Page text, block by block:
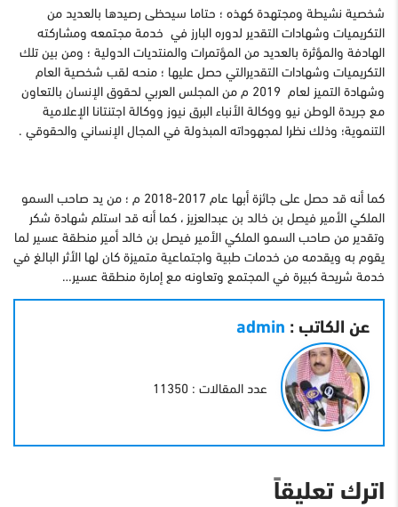
شخصية نشيطة ومجتهدة كهذه ؛ حتاما سيحظى رصيدها بالعديد من
التكريميات وشهادات التقدير لدوره البارز في خدمة مجتمعه ومشاركته
الهادفة والمؤثرة بالعديد من المؤتمرات والمنتديات الدولية ؛ ومن بين تلك
التكريميات وشهادات التقديرالتي حصل عليها ؛ منحه لقب شخصية العام
وشهادة التميز لعام 2019 م من المجلس العربي لحقوق الإنسان بالتعاون
مع جريدة الوطن نيو ووكالة الأنباء البرق نيوز ووكالة اجتنتانا الإعلامية
التنموية؛ وذلك نظرا لمجهوداته المبذولة في المجال الإنساني والحقوقي .
كما أنه قد حصل على جائزة أبها عام 2017-2018 م ؛ من يد صاحب السمو
الملكي الأمير فيصل بن خالد بن عبدالعزيز ، كما أنه قد استلم شهادة شكر
وتقدير من صاحب السمو الملكي الأمير فيصل بن خالد أمير منطقة عسير لما
يقوم به ويقدمه من خدمات طبية واجتماعية متميزة كان لها الأثر البالغ في
خدمة شريحة كبيرة في المجتمع وتعاونه مع إمارة منطقة عسير…
عن الكاتب : admin
عدد المقالات : 11350
اترك تعليقاً